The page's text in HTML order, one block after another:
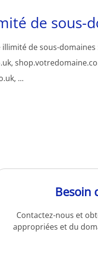
de sous-
de sous-domaines
...
Besoin
Contactez-nous et
appropriées et du